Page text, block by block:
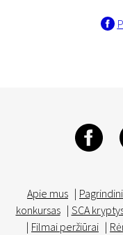
Apie mus |
konkursas | SCA
| Filmai peržiūrai |